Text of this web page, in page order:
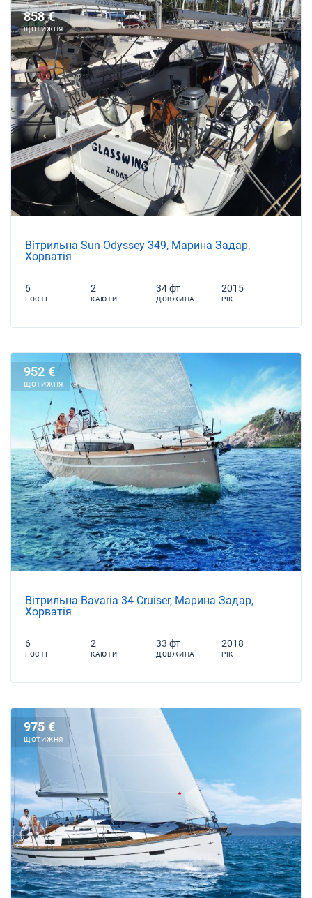
858 €
ЩОТИЖНЯ
Вітрильна Sun Odyssey 349, Марина Задар,
Хорватія
6
ГОСТІ
2
КАЮТИ
34 фт
ДОВЖИНА
2015
РІК
952 €
ЩОТИЖНЯ
Вітрильна Bavaria 34 Cruiser, Марина Задар,
Хорватія
6
ГОСТІ
2
КАЮТИ
33 фт
ДОВЖИНА
2018
РІК
975 €
ЩОТИЖНЯ